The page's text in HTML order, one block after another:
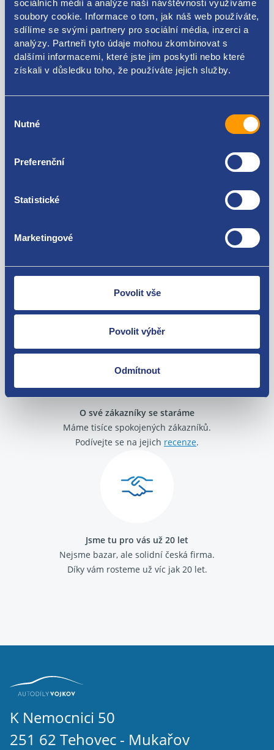
sociálních médií a analýze naší návštěvnosti využíváme
soubory cookie. Informace o tom, jak náš web používáte,
sdílíme se svými partnery pro sociální média, inzerci a
analýzy. Partneři tyto údaje mohou zkombinovat s
dalšími informacemi, které jste jim poskytli nebo které
získali v důsledku toho, že používáte jejich služby.
souhlasu
Nutné
Preferenční
Statistické
Marketingové
Povolit vše
Povolit výběr
Odmítnout
Kódy produktu
9300N1
Použitelné pro vozy
Zboží můžete vrátit do 60 dnů od
zakoupení. Nebo vám pošleme náhradu.
O své zákazníky se staráme
Máme tisíce spokojených zákazníků.
Podívejte se na jejich recenze.
Jsme tu pro vás už 20 let
Nejsme bazar, ale solidní česká firma.
Díky vám rosteme už víc jak 20 let.
K Nemocnici 50
251 62 Tehovec - Mukařov